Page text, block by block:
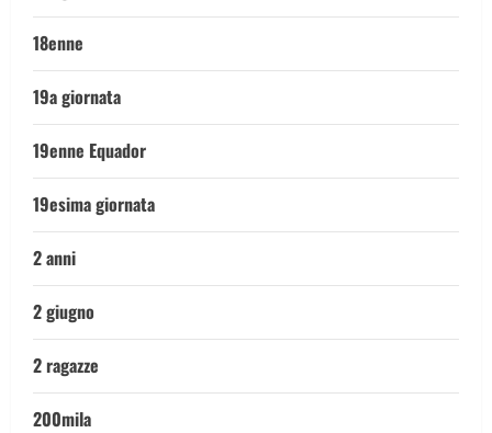
18enne
19a giornata
19enne Equador
19esima giornata
2 anni
2 giugno
2 ragazze
200mila